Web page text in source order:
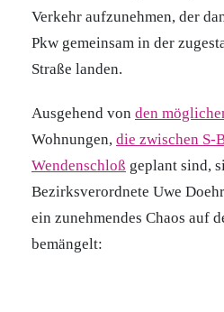
Verkehr aufzunehmen, der
Pkw gemeinsam in der
Straße landen.
Ausgehend von den
Wohnungen, die zwischen S-
Wendenschloß geplant sind,
Bezirksverordnete Uwe
ein zunehmendes Chaos auf
bemängelt: